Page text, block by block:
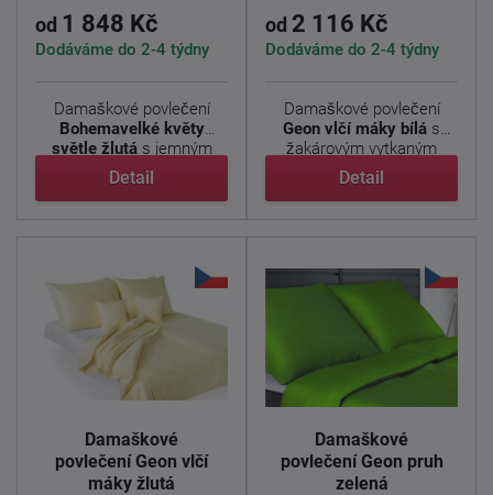
od 1 848 Kč
Dodáváme do 2-4 týdny
Damaškové povlečení
Bohemavelké květy
světle žlutás jemným
květinovým ...
Detail
od 2 116 Kč
Dodáváme do 2-4 týdny
Damaškové povlečení
Geon vlčí máky bílá s
žakárovým vytkaným
vzorem ...
Detail
Damaškové
povlečení Geon vlčí
máky žlutá
Damaškové
povlečení Geon pruh
zelená